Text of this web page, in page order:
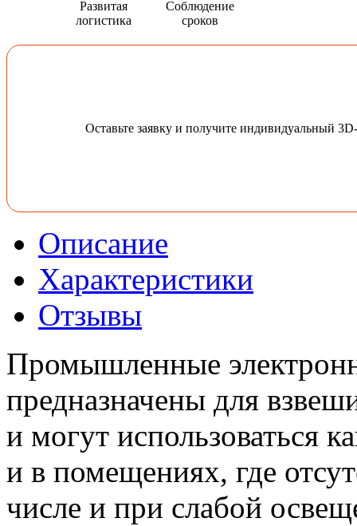
Развитая
логистика
Соблюдение
сроков
Оставьте заявку и получите индивидуальный
Описание
Характеристики
Отзывы
Промышленные
предназначены для
и могут использоваться
и в помещениях, где
числе и при слабой